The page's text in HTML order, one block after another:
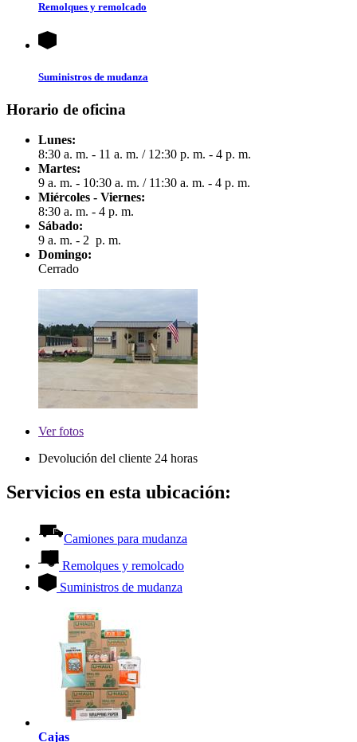
Remolques y remolcado
Suministros de mudanza
Horario de oficina
Lunes:
8:30 a. m. - 11 a. m. / 12:30 p. m. - 4 p. m.
Martes:
9 a. m. - 10:30 a. m. / 11:30 a. m. - 4 p. m.
Miércoles - Viernes:
8:30 a. m. - 4 p. m.
Sábado:
9 a. m. - 2 p. m.
Domingo:
Cerrado
Verfotos
Devolución del cliente 24 horas
Servicios en esta ubicación:
Camiones para mudanza
Remolques y remolcado
Suministros de mudanza
Cajas